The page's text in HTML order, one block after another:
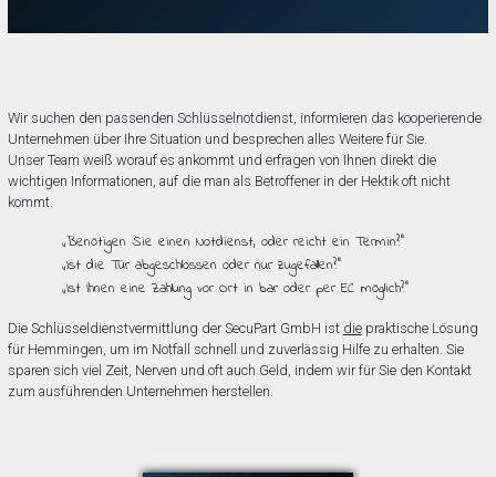
Wir suchen den passenden Schlüsselnotdienst, informieren das kooperierende
Unternehmen über Ihre Situation und besprechen alles Weitere für Sie.
Unser Team weiß worauf es ankommt und erfragen von Ihnen direkt die
wichtigen Informationen, auf die man als Betroffener in der Hektik oft nicht
kommt.
„Benötigen Sie einen Notdienst, oder reicht ein Termin?”
„Ist die Tür abgeschlossen oder nur zugefallen?”
„Ist Ihnen eine Zahlung vor Ort in bar oder per EC möglich?”
Die Schlüsseldienstvermittlung der SecuPart GmbH ist diepraktische Lösung
für Hemmingen, um im Notfall schnell und zuverlässig Hilfe zu erhalten. Sie
sparen sich viel Zeit, Nerven und oft auch Geld, indem wir für Sie den Kontakt
zum ausführenden Unternehmen herstellen.